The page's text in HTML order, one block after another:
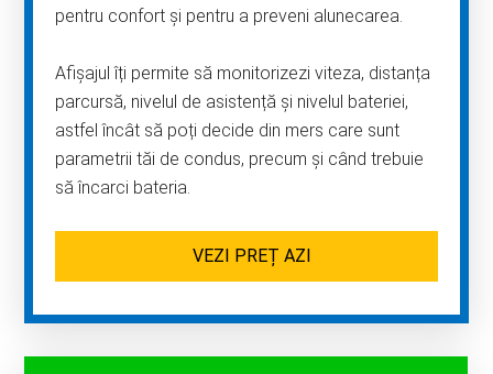
pentru confort și pentru a preveni alunecarea.
Afișajul îți permite să monitorizezi viteza, distanța
parcursă, nivelul de asistență și nivelul bateriei,
astfel încât să poți decide din mers care sunt
parametrii tăi de condus, precum și când trebuie
să încarci bateria.
VEZI PREȚ AZI